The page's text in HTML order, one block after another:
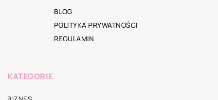
BLOG
POLITYKA PRYWATNOŚCI
REGULAMIN
KATEGORIE